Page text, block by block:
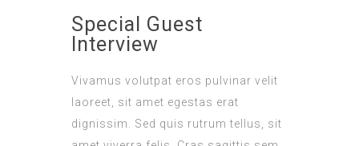
Special Guest
Interview
Vivamus volutpat eros pulvinar velit
laoreet, sit amet egestas erat
dignissim. Sed quis rutrum tellus, sit